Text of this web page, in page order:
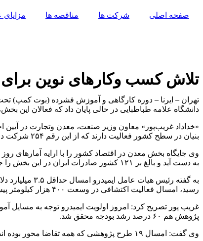
صفحه اصلی شرکت ها مناقصه ها
تلاش کسب وکارهای نوین
دانشگاه علامه طباطبایی در حالی پایان داد که فعالان این
«خداداد غریب‌پور» معاون وزیر صنعت، معدن وتجارت در آیین
بنیان در سطح کشور فعالیت دارند که از این رقم ۲۵۴ شرکت در بخش معدن فعالیت دارند.
به دست آید و بالغ بر ۱۲۱ کشور صادرات ایران در این بخش را جذب می کنند.
رسید، امسال فعالیت اکتشافی در وسعت ۴۰۰ هزار کیلومتر پیش بینی شده است که با همکاری سازمان های زمین شناسی و اکتشافات معدنی کشور، انرژی اتمی و سازمان فضایی ایران در دستور کار است.
پژوهش هم ۶۰ درصد رشد بودجه محقق شد.
وی گفت: امسال ۱۹ طرح پژوهشی که همه تقاضا محور بوده اند و ۱۹ نیاز بخش معدن وصنایع معدنی را برطرف می سازد، درقالب قرارداد شکل اجرایی به خود می گیرد.